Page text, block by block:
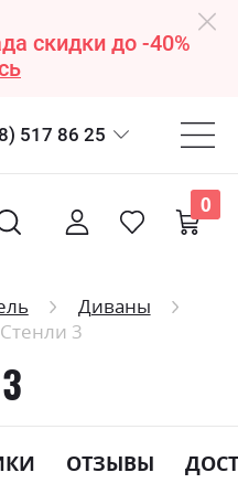
скидки до -40%
517 86 25
0
Диваны
3
ОТЗЫВЫ